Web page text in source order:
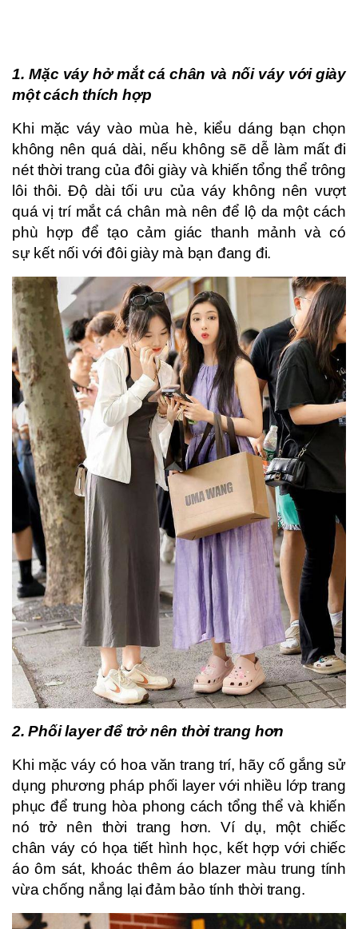
1. Mặc váy hở mắt cá chân và nối váy với giày
một cách thích hợp
Khi mặc váy vào mùa hè, kiểu dáng bạn chọn
không nên quá dài, nếu không sẽ dễ làm mất đi
nét thời trang của đôi giày và khiến tổng thể trông
lôi thôi. Độ dài tối ưu của váy không nên vượt
quá vị trí mắt cá chân mà nên để lộ da một cách
phù hợp để tạo cảm giác thanh mảnh và có
sự kết nối với đôi giày mà bạn đang đi.
2. Phối layer để trở nên thời trang hơn
Khi mặc váy có hoa văn trang trí, hãy cố gắng sử
dụng phương pháp phối layer với nhiều lớp trang
phục để trung hòa phong cách tổng thể và khiến
nó trở nên thời trang hơn. Ví dụ, một chiếc
chân váy có họa tiết hình học, kết hợp với chiếc
áo ôm sát, khoác thêm áo blazer màu trung tính
vừa chống nắng lại đảm bảo tính thời trang.